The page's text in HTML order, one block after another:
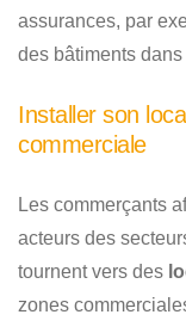
assurances, par
des bâtiments
Installer son
commerciale
Les commerçants
acteurs des
tournent vers des
zones